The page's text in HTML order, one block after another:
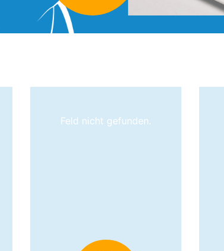
Feld nicht gefunden.